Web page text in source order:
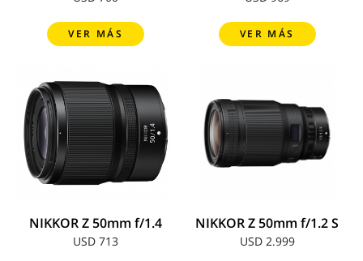
VER MÁS VER MÁS
NIKKOR Z 50mm f/1.4
USD 713
NIKKOR Z 50mm f/1.2 S
USD 2.999